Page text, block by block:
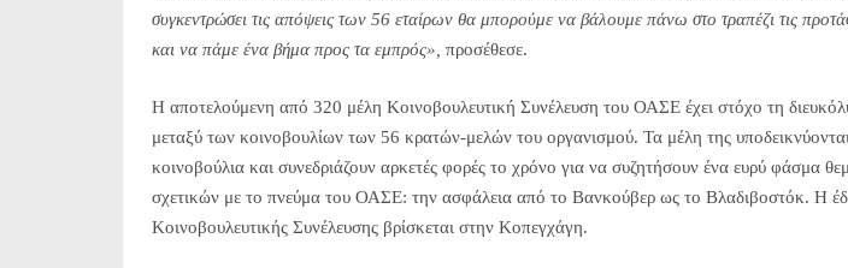
συγκεντρώσει τις απόψεις των 56 εταίρων θα μπορούμε να βάλουμε πάνω στο τραπέζι τις
και να πάμε ένα βήμα προς τα εμπρός», προσέθεσε.
Η αποτελούμενη από 320 μέλη Κοινοβουλευτική Συνέλευση του ΟΑΣΕ έχει στόχο τη
μεταξύ των κοινοβουλίων των 56 κρατών-μελών του οργανισμού. Τα μέλη της
κοινοβούλια και συνεδριάζουν αρκετές φορές το χρόνο για να συζητήσουν ένα ευρύ φάσμα
σχετικών με το πνεύμα του ΟΑΣΕ: την ασφάλεια από το Βανκούβερ ως το Βλαδιβοστόκ. Η
Κοινοβουλευτικής Συνέλευσης βρίσκεται στην Κοπεγχάγη.